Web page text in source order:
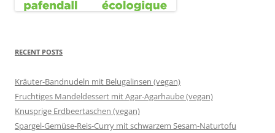
RECENT POSTS
Kräuter-Bandnudeln mit Belugalinsen (vegan)
Fruchtiges Mandeldessert mit Agar-Agarhaube (vegan)
Knusprige Erdbeertaschen (vegan)
Spargel-Gemüse-Reis-Curry mit schwarzem Sesam-Naturtofu